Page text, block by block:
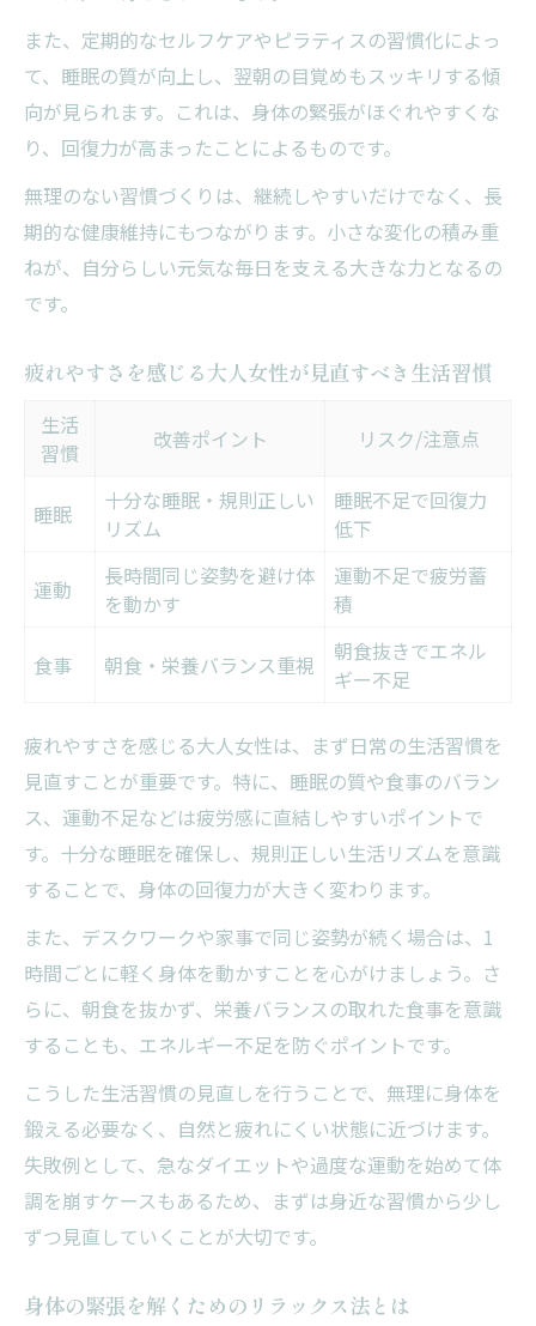
また、定期的なセルフケアやピラティスの習慣化によっ
て、睡眠の質が向上し、翌朝の目覚めもスッキリする傾
向が見られます。これは、身体の緊張がほぐれやすくな
り、回復力が高まったことによるものです。
無理のない習慣づくりは、継続しやすいだけでなく、長
期的な健康維持にもつながります。小さな変化の積み重
ねが、自分らしい元気な毎日を支える大きな力となるの
です。
疲れやすさを感じる大人女性が見直すべき生活習慣
生活
習慣
改善ポイント リスク/注意点
睡眠
十分な睡眠・規則正しい
リズム
睡眠不足で回復力
低下
運動
長時間同じ姿勢を避け体
を動かす
運動不足で疲労蓄
積
食事 朝食・栄養バランス重視
朝食抜きでエネル
ギー不足
疲れやすさを感じる大人女性は、まず日常の生活習慣を
見直すことが重要です。特に、睡眠の質や食事のバラン
ス、運動不足などは疲労感に直結しやすいポイントで
す。十分な睡眠を確保し、規則正しい生活リズムを意識
することで、身体の回復力が大きく変わります。
また、デスクワークや家事で同じ姿勢が続く場合は、1
時間ごとに軽く身体を動かすことを心がけましょう。さ
らに、朝食を抜かず、栄養バランスの取れた食事を意識
することも、エネルギー不足を防ぐポイントです。
こうした生活習慣の見直しを行うことで、無理に身体を
鍛える必要なく、自然と疲れにくい状態に近づけます。
失敗例として、急なダイエットや過度な運動を始めて体
調を崩すケースもあるため、まずは身近な習慣から少し
ずつ見直していくことが大切です。
身体の緊張を解くためのリラックス法とは